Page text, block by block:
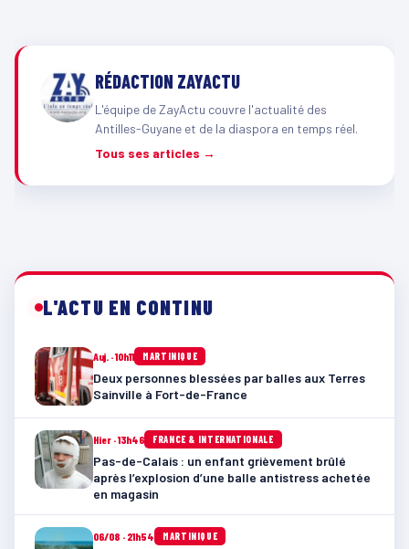
RÉDACTION ZAYACTU
L'équipe de ZayActu couvre l'actualité des
Antilles-Guyane et de la diaspora en temps réel.
Tous ses articles →
L'ACTU EN CONTINU
Auj. · 10h11 MARTINIQUE
Deux personnes blessées par balles aux Terres
Sainville à Fort-de-France
Hier · 13h46 FRANCE & INTERNATIONALE
Pas-de-Calais : un enfant grièvement brûlé
après l’explosion d’une balle antistress achetée
en magasin
06/08 · 21h54 MARTINIQUE